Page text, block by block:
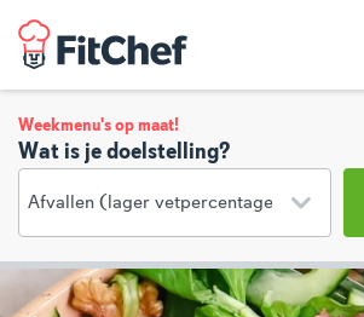
Weekmenu's op maat!
Wat is je doelstelling?